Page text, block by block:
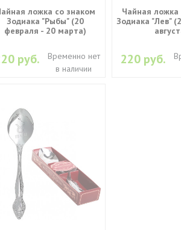
ложка со знаком
Зодиака "Рыбы" (20
февраля - 20 марта)
руб.
Временно нет
в наличии
Чайная ложка
Зодиака "Лев"
220 руб.